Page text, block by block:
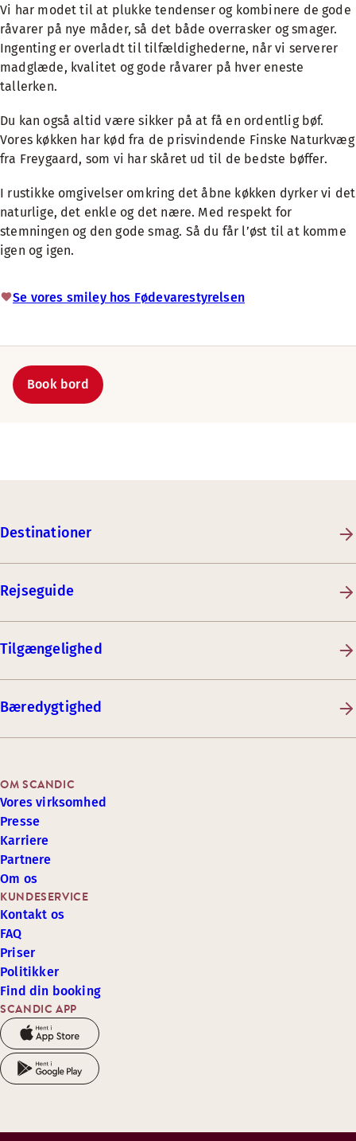
Vi har modet til at plukke tendenser og kombinere de gode
råvarer på nye måder, så det både overrasker og smager.
Ingenting er overladt til tilfældighederne, når vi serverer
madglæde, kvalitet og gode råvarer på hver eneste
tallerken.
Du kan også altid være sikker på at få en ordentlig bøf.
Vores køkken har kød fra de prisvindende Finske Naturkvæg
fra Freygaard, som vi har skåret ud til de bedste bøffer.
I rustikke omgivelser omkring det åbne køkken dyrker vi det
naturlige, det enkle og det nære. Med respekt for
stemningen og den gode smag. Så du får l’øst til at komme
igen og igen.
Se vores smiley hos Fødevarestyrelsen
Book bord
Destinationer
Rejseguide
Tilgængelighed
Bæredygtighed
SCANDIC APP
KUNDESERVICE
Kontakt os
FAQ
Priser
Politikker
Find din booking
OM SCANDIC
Vores virksomhed
Presse
Karriere
Partnere
Om os